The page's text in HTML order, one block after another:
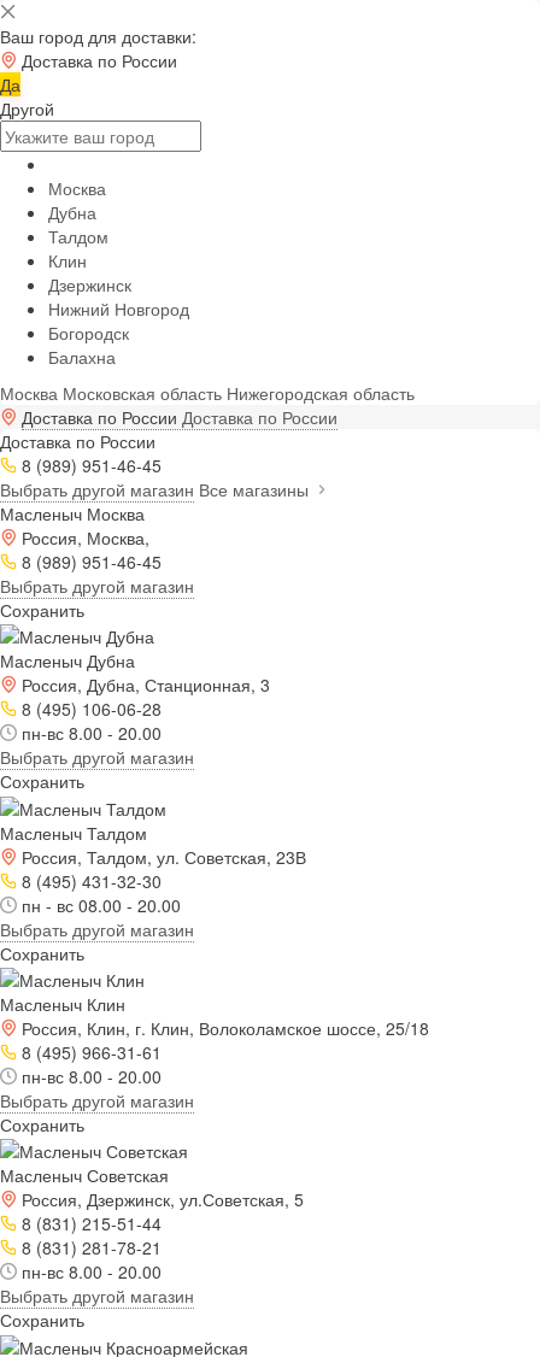
Ваш город для доставки:
Доставка по России
Да
Другой
Москва
Дубна
Талдом
Клин
Дзержинск
Нижний Новгород
Богородск
Балахна
Москва Московская область Нижегородская область
Доставка по России Доставка по России
Доставка по России
8 (989) 951-46-45
Выбрать другой магазин Все магазины
Масленыч Москва
Россия, Москва,
8 (989) 951-46-45
Выбрать другой магазин
Сохранить
Масленыч Дубна
Россия, Дубна, Станционная, 3
8 (495) 106-06-28
пн-вс 8.00 - 20.00
Выбрать другой магазин
Сохранить
Масленыч Талдом
Россия, Талдом, ул. Советская, 23В
8 (495) 431-32-30
пн - вс 08.00 - 20.00
Выбрать другой магазин
Сохранить
Масленыч Клин
Россия, Клин, г. Клин, Волоколамское шоссе, 25/18
8 (495) 966-31-61
пн-вс 8.00 - 20.00
Выбрать другой магазин
Сохранить
Масленыч Советская
Россия, Дзержинск, ул.Советская, 5
8 (831) 215-51-44
8 (831) 281-78-21
пн-вс 8.00 - 20.00
Выбрать другой магазин
Сохранить